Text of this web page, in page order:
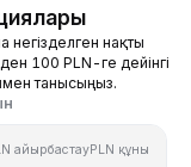
негізделген нақты
100 PLN-ге дейінгі
танысыңыз.
айырбастауPLN құны